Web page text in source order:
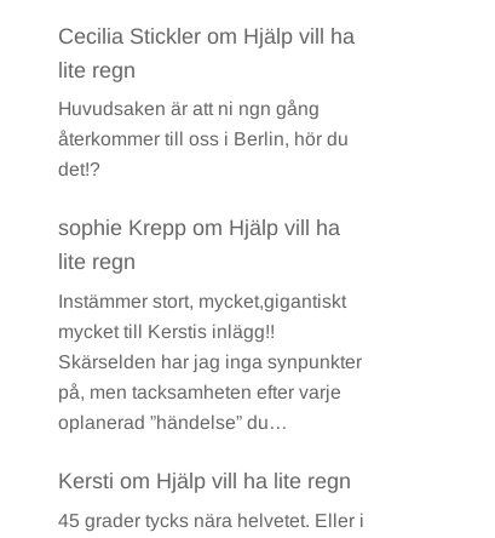
Cecilia Stickler om Hjälp vill ha
lite regn
Huvudsaken är att ni ngn gång
återkommer till oss i Berlin, hör du
det!?
sophie Krepp om Hjälp vill ha
lite regn
Instämmer stort, mycket,gigantiskt
mycket till Kerstis inlägg!!
Skärselden har jag inga synpunkter
på, men tacksamheten efter varje
oplanerad ”händelse” du…
Kersti om Hjälp vill ha lite regn
45 grader tycks nära helvetet. Eller i